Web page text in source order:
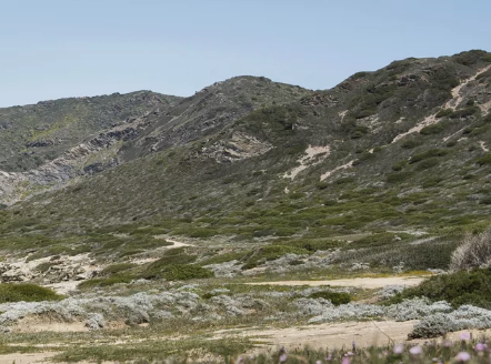
PERFORMANCE
GLOBEBUS PERFORMANCE
Perfilada
NUEVO NUEVO